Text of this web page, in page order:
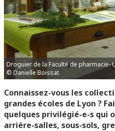
Droguier de la Faculté de pharmacie-
© Danielle Boissat
Connaissez-vous les
grandes écoles de Lyon ?
quelques privilégié-e-s qui
arrière-salles, sous-sols,